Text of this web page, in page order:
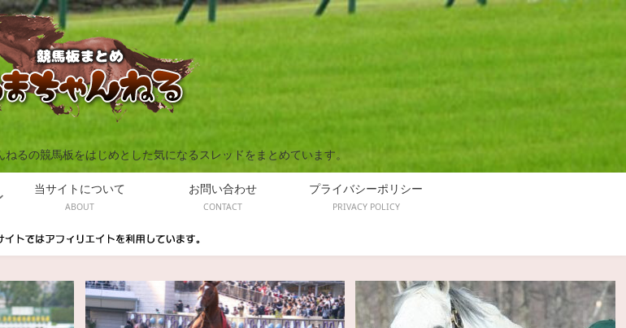
るの競馬板をはじめとした気になるスレッドをまとめています。
当サイトについて
ABOUT
お問い合わせ
CONTACT
プライバシーポリシー
PRIVACY POLICY